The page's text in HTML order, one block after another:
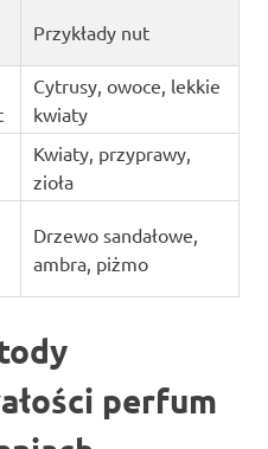
Przykłady nut
Cytrusy, owoce, lekkie
kwiaty
Kwiaty, przyprawy,
zioła
Drzewo sandałowe,
ambra, piżmo
perfum